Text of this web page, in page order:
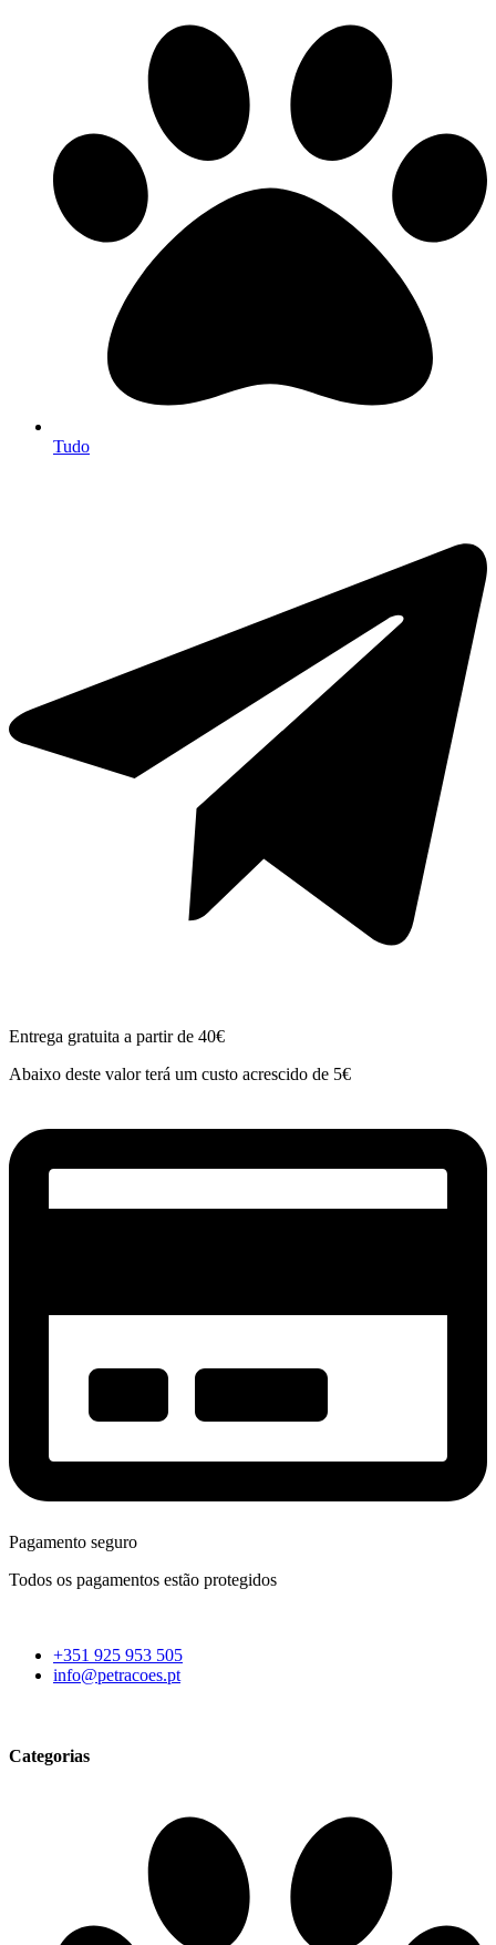
Tudo
Entrega gratuita a partir de 40€
Abaixo deste valor terá um custo acrescido de 5€
Pagamento seguro
Todos os pagamentos estão protegidos
+351 925 953 505
info@petracoes.pt
Categorias